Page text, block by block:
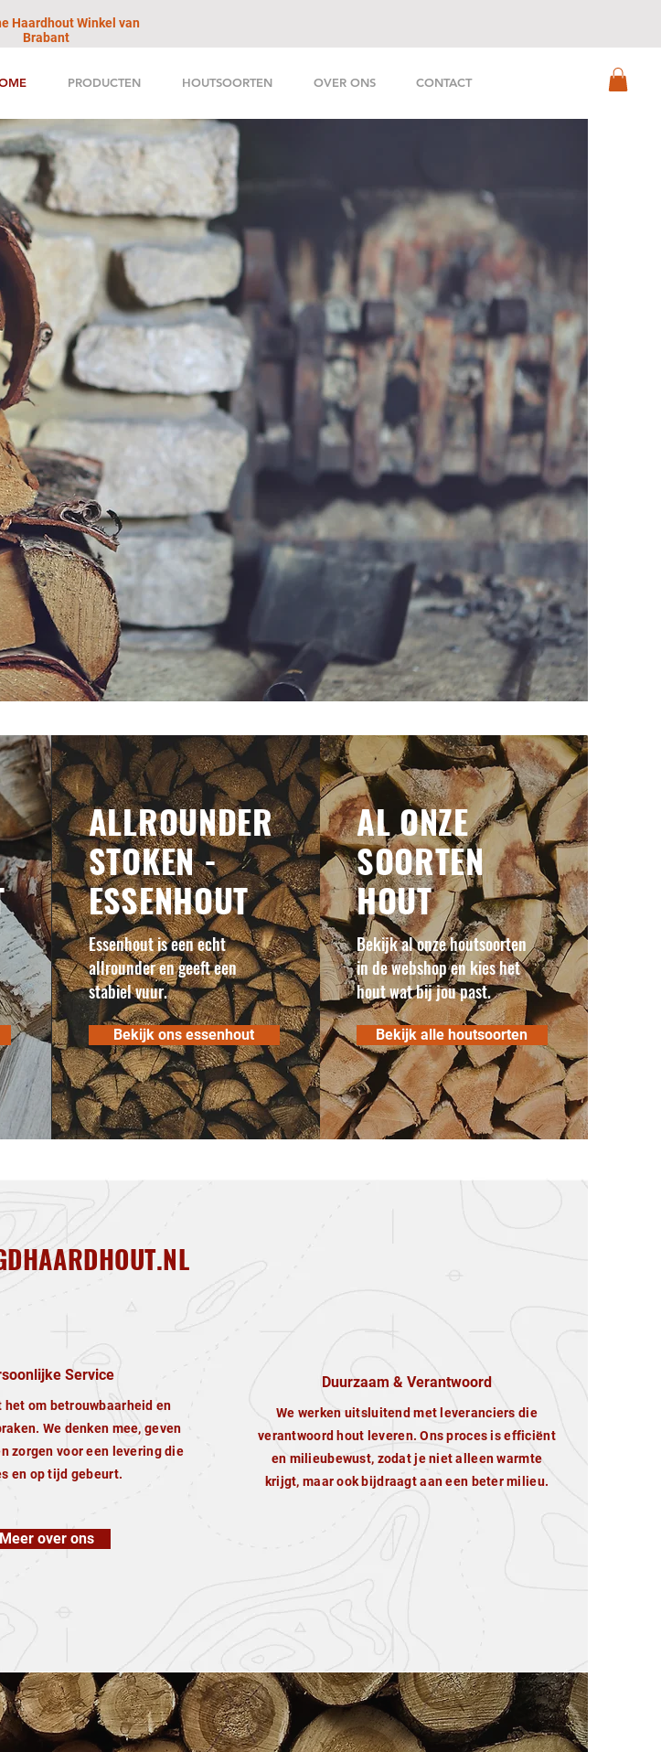
d Haardhout
PRODUCTEN HOUTSOORTEN OVER ONS CONTACT
Haardhout Winkel van
Brabant
ALLROUNDER
STOKEN -
ESSENHOUT
Essenhout is een echt
allrounder en geeft een
stabiel vuur.
Bekijk ons essenhout
AL ONZE
SOORTEN
HOUT
Bekijk al onze houtsoorten
in de webshop en kies het
hout wat bij jou past.
Bekijk alle houtsoorten
Service
het om betrouwbaarheid en
We denken mee, geven
zorgen voor een levering die
en op tijd gebeurt.
Meer over ons
Duurzaam & Verantwoord
We werken uitsluitend met leveranciers die
verantwoord hout leveren. Ons proces is efficiënt
en milieubewust, zodat je niet alleen warmte
krijgt, maar ook bijdraagt aan een beter milieu.